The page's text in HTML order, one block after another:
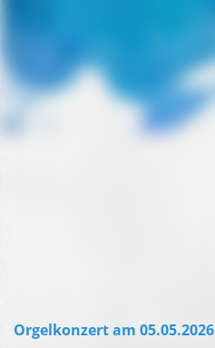
Orgelkonzert am 05.05.2026